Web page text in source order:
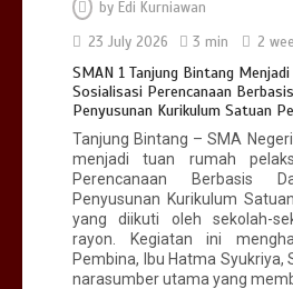
Sekolah
0 2 min
SMAN 1
Rumah
Berbasis Data
Kurikulum
0 3 min
by Edi Kurniawan
23 July 2026
3 min 2
SMAN 1 Tanjung Bintang Menjadi
Sosialisasi Perencanaan
Penyusunan Kurikulum Satuan
Tanjung Bintang – SMA
menjadi tuan rumah
Perencanaan Berbasis
Penyusunan Kurikulum
yang diikuti oleh sekolah-
rayon. Kegiatan ini
Pembina, Ibu Hatma Syukriya,
narasumber utama yang